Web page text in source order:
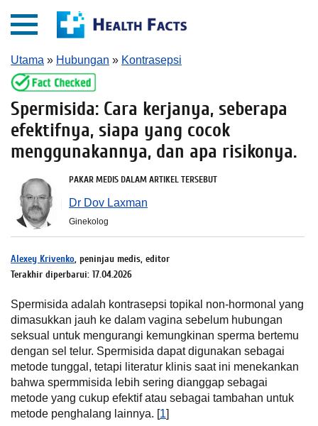
Utama » Hubungan » Kontrasepsi
Spermisida: Cara kerjanya, seberapa
efektifnya, siapa yang cocok
menggunakannya, dan apa risikonya.
PAKAR MEDIS DALAM ARTIKEL TERSEBUT
Dr Dov Laxman
Ginekolog
Alexey Krivenko, peninjau medis, editor
Terakhir diperbarui: 17.04.2026
Spermisida adalah kontrasepsi topikal non-hormonal yang
dimasukkan jauh ke dalam vagina sebelum hubungan
seksual untuk mengurangi kemungkinan sperma bertemu
dengan sel telur. Spermisida dapat digunakan sebagai
metode tunggal, tetapi literatur klinis saat ini menekankan
bahwa spermmisida lebih sering dianggap sebagai
metode yang cukup efektif atau sebagai tambahan untuk
metode penghalang lainnya. [1]